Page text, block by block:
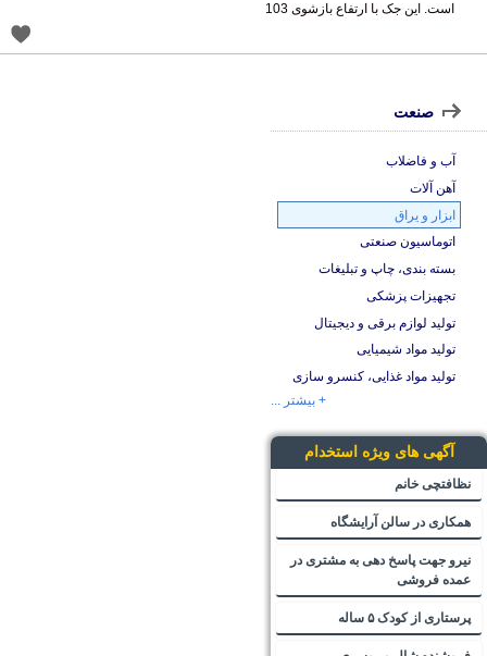
است. این جک با ارتفاع بازشوی 103
صنعت
آب و فاضلاب
آهن آلات
ابزار و یراق
اتوماسیون صنعتی
بسته بندی، چاپ و تبلیغات
تجهیزات پزشکی
تولید لوازم برقی و دیجیتال
تولید مواد شیمیایی
تولید مواد غذایی، کنسرو سازی
+ بیشتر ...
آگهی های ویژه استخدام
نظافتچی خانم
همکاری در سالن آرایشگاه
نیرو جهت پاسخ دهی به مشتری در
عمده فروشی
پرستاری از کودک ۵ ساله